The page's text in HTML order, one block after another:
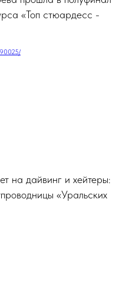
«Топ стюардесс -
на дайвинг и хейтеры:
«Уральских